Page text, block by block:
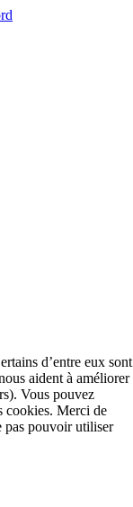
d’entre eux sont
aident à améliorer
Vous pouvez
cookies. Merci de
pas pouvoir utiliser